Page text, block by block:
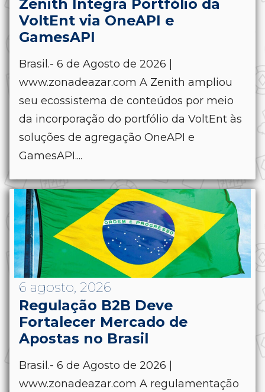
Zenith Integra Portfólio da
VoltEnt via OneAPI e
GamesAPI
Brasil.- 6 de Agosto de 2026 |
www.zonadeazar.com A Zenith ampliou
seu ecossistema de conteúdos por meio
da incorporação do portfólio da VoltEnt às
soluções de agregação OneAPI e
GamesAPI....
6 agosto, 2026
Regulação B2B Deve
Fortalecer Mercado de
Apostas no Brasil
Brasil.- 6 de Agosto de 2026 |
www.zonadeazar.com A regulamentação